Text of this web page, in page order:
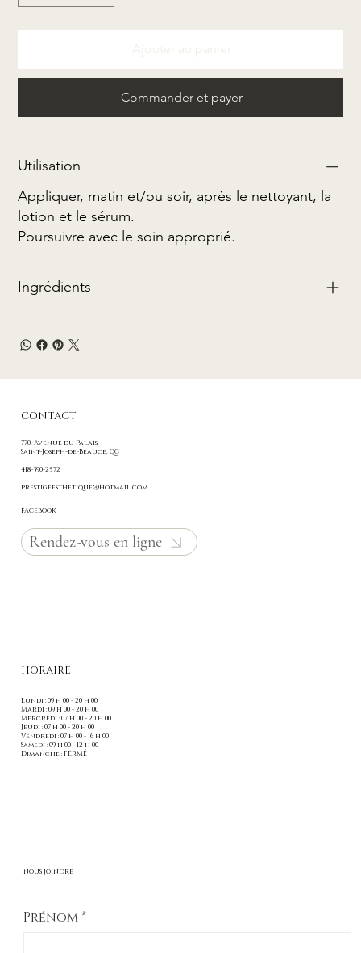
Ajouter au panier
Commander et payer
Utilisation
Appliquer, matin et/ou soir, après le nettoyant, la
lotion et le sérum.
Poursuivre avec le soin approprié.
Ingrédients
CONTACT
770, Avenue du Palais,
Saint-Joseph-de-Beauce, QC
418-390-2572
prestigeesthetique@hotmail.com
FACEBOOK
Rendez-vous en ligne
Lundi : 09 h 00 - 20 h 00
Mardi : 09 h 00 - 20 h 00
Mercredi : 07 h 00 - 20 h 00
Jeudi : 07 h 00 - 20 h 00
Vendredi : 07 h 00 - 16 h 00
Samedi : 09 h 00 - 12 h 00
Dimanche : FERMÉ
HORAIRE
NOUS JOINDRE
Prénom *